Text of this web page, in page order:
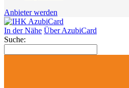
Anbieter werden
In der Nähe Über AzubiCard
Suche: